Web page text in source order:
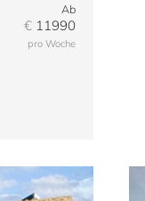
Ab
€11990
pro Woche